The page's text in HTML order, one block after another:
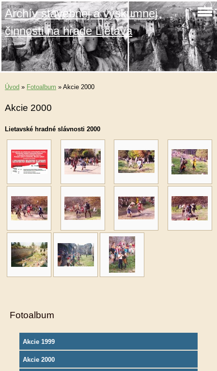
Archív stavebnej a výskumnej
činnosti na hrade Lietava
Úvod » Fotoalbum » Akcie 2000
Akcie 2000
Lietavské hradné slávnosti 2000
Fotoalbum
Akcie 1999
Akcie 2000